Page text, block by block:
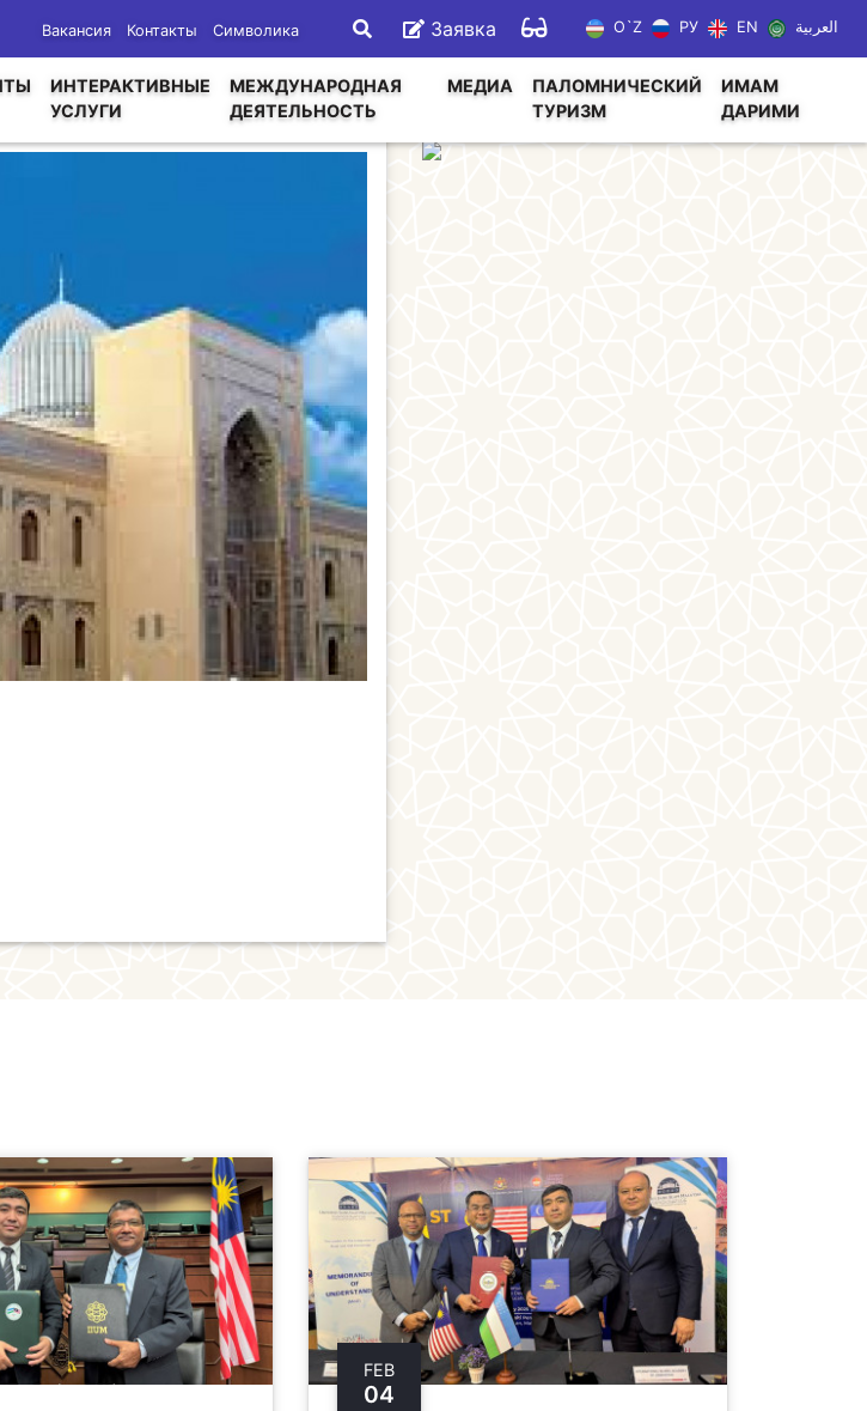
Вакансия Контакты Символика Заявка O`Z РУ EN العربية
ИНТЕРАКТИВНЫЕ
УСЛУГИ
МЕЖДУНАРОДНАЯ
ДЕЯТЕЛЬНОСТЬ
МЕДИА
ПАЛОМНИЧЕСКИЙ
ТУРИЗМ
ИМАМ
ДАРИМИ
FEB
04